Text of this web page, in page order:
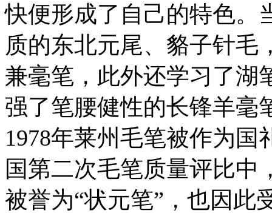
快便形成了自己的特色。
质的东北元尾、貉子针毛
兼毫笔，此外还学习了湖
强了笔腰健性的长锋羊毫
1978年莱州毛笔被作为国
国第二次毛笔质量评比中
被誉为“状元笔”，也因此